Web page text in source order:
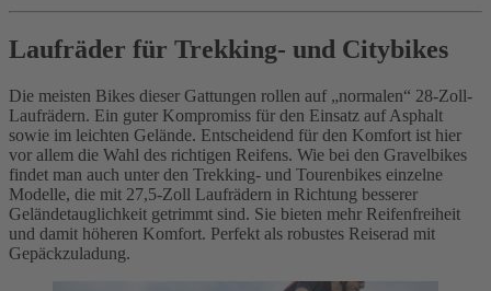
Laufräder für Trekking- und Citybikes
Die meisten Bikes dieser Gattungen rollen auf „normalen“ 28-Zoll-
Laufrädern. Ein guter Kompromiss für den Einsatz auf Asphalt
sowie im leichten Gelände. Entscheidend für den Komfort ist hier
vor allem die Wahl des richtigen Reifens. Wie bei den Gravelbikes
findet man auch unter den Trekking- und Tourenbikes einzelne
Modelle, die mit 27,5-Zoll Laufrädern in Richtung besserer
Geländetauglichkeit getrimmt sind. Sie bieten mehr Reifenfreiheit
und damit höheren Komfort. Perfekt als robustes Reiserad mit
Gepäckzuladung.